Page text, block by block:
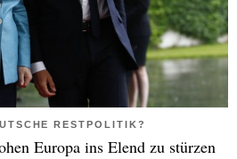
RESTPOLITIK?
Europa ins Elend zu stürzen